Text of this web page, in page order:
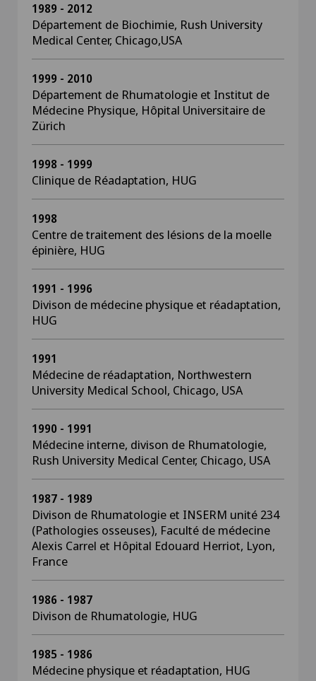
1989 - 2012
Département de Biochimie, Rush University
Medical Center, Chicago,USA
1999 - 2010
Département de Rhumatologie et Institut de
Médecine Physique, Hôpital Universitaire de
Zürich
1998 - 1999
Clinique de Réadaptation, HUG
1998
Centre de traitement des lésions de la moelle
épinière, HUG
1991 - 1996
Divison de médecine physique et réadaptation,
HUG
1991
Médecine de réadaptation, Northwestern
University Medical School, Chicago, USA
1990 - 1991
Médecine interne, divison de Rhumatologie,
Rush University Medical Center, Chicago, USA
1987 - 1989
Divison de Rhumatologie et INSERM unité 234
(Pathologies osseuses), Faculté de médecine
Alexis Carrel et Hôpital Edouard Herriot, Lyon,
France
1986 - 1987
Divison de Rhumatologie, HUG
1985 - 1986
Médecine physique et réadaptation, HUG